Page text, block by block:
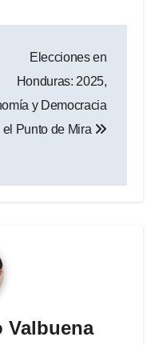
Elecciones en
Honduras: 2025,
y Democracia
el Punto de Mira
Valbuena